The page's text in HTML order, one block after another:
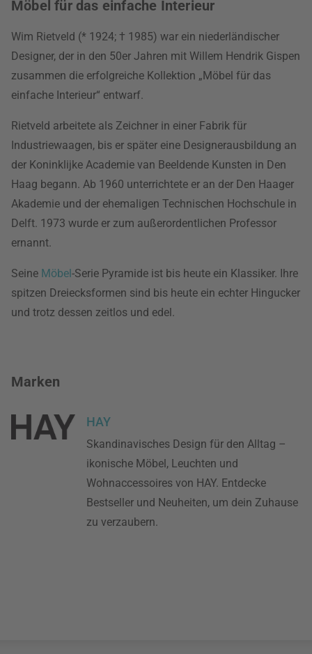
Möbel für das einfache Interieur
Wim Rietveld (* 1924; † 1985) war ein niederländischer
Designer, der in den 50er Jahren mit Willem Hendrik Gispen
zusammen die erfolgreiche Kollektion „Möbel für das
einfache Interieur“ entwarf.
Rietveld arbeitete als Zeichner in einer Fabrik für
Industriewaagen, bis er später eine Designerausbildung an
der Koninklijke Academie van Beeldende Kunsten in Den
Haag begann. Ab 1960 unterrichtete er an der Den Haager
Akademie und der ehemaligen Technischen Hochschule in
Delft. 1973 wurde er zum außerordentlichen Professor
ernannt.
Seine Möbel-Serie Pyramide ist bis heute ein Klassiker. Ihre
spitzen Dreiecksformen sind bis heute ein echter Hingucker
und trotz dessen zeitlos und edel.
Marken
HAY
Skandinavisches Design für den Alltag –
ikonische Möbel, Leuchten und
Wohnaccessoires von HAY. Entdecke
Bestseller und Neuheiten, um dein Zuhause
zu verzaubern.